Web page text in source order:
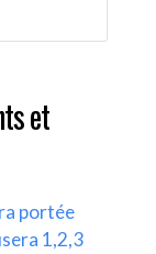
et
portée
1,2,3